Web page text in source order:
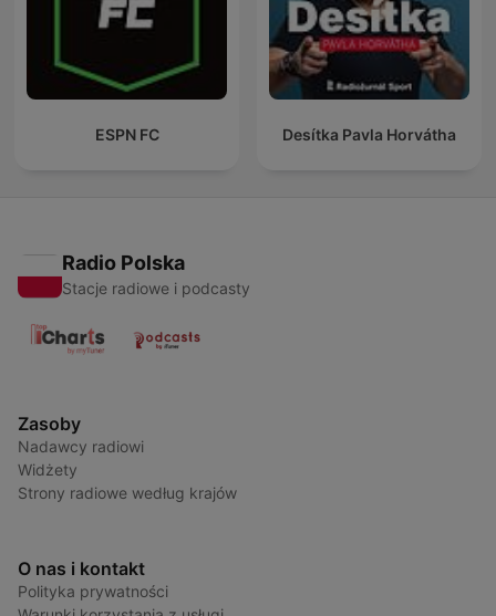
ESPN FC Desítka Pavla Horvátha
Radio Polska
Stacje radiowe i podcasty
Zasoby
Nadawcy radiowi
Widżety
Strony radiowe według krajów
O nas i kontakt
Polityka prywatności